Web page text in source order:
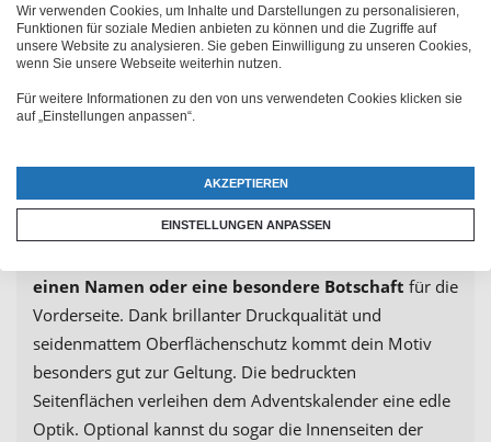
Personalisierung trifft auf
Nachhaltigkeit
Gestalte deinen veganen Lindt Adventskalender ganz
einen Namen oder eine besondere Botschaft für die
Vorderseite. Dank brillanter Druckqualität und
seidenmattem Oberflächenschutz kommt dein Motiv
besonders gut zur Geltung. Die bedruckten
Seitenflächen verleihen dem Adventskalender eine edle
Optik. Optional kannst du sogar die Innenseiten der
Wir verwenden Cookies, um Inhalte und Darstellungen zu personalisieren,
Funktionen für soziale Medien anbieten zu können und die Zugriffe auf
unsere Website zu analysieren. Sie geben Einwilligung zu unseren Cookies,
wenn Sie unsere Webseite weiterhin nutzen.
Für weitere Informationen zu den von uns verwendeten Cookies klicken sie
auf „Einstellungen anpassen“.
AKZEPTIEREN
EINSTELLUNGEN ANPASSEN